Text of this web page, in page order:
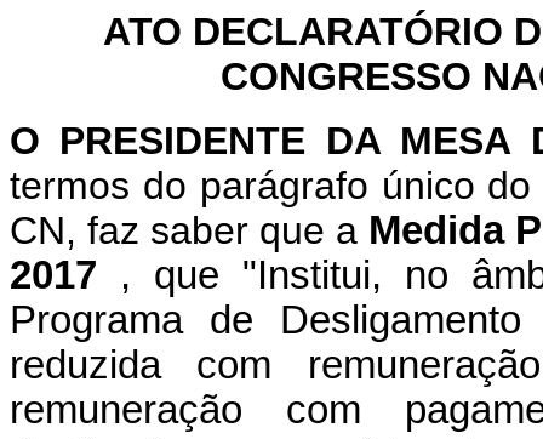
ATO DECLARATÓRIO
CONGRESSO
O PRESIDENTE DA MESA
termos do parágrafo único
CN, faz saber que a Medida
2017 , que "Institui, no
Programa de
reduzida com
remuneração com